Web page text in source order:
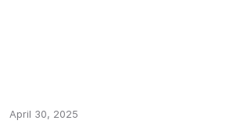
April 30, 2025